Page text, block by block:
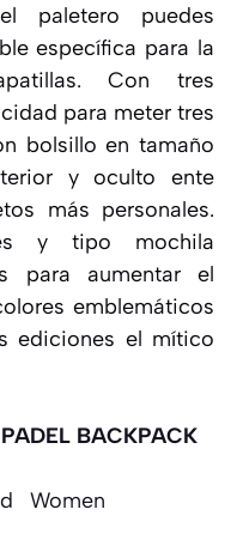
paletero puedes
específica para la
Con tres
para meter tres
bolsillo en tamaño
y oculto ente
más personales.
y tipo mochila
para aumentar el
emblemáticos
ediciones el mítico
BACKPACK